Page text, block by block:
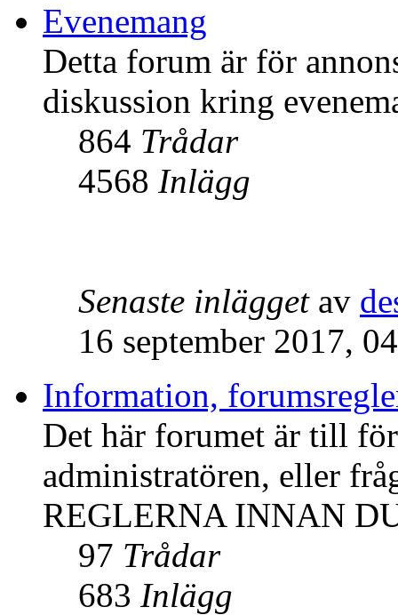
Evenemang
Detta forum är för
diskussion kring
864 Trådar
4568 Inlägg
Senaste inläggetav
16 september 2017,
Information,
Det här forumet är till
administratören, eller
REGLERNA INNAN
97 Trådar
683 Inlägg